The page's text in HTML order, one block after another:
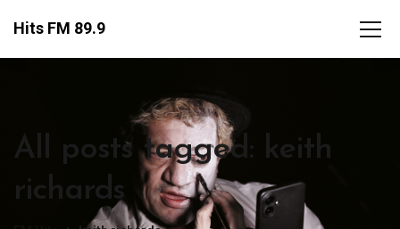
Hits FM 89.9
All posts tagged: keith
richards